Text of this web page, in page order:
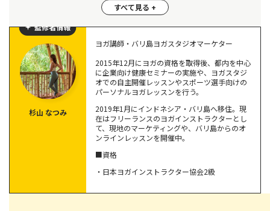
冷え性改善につながる5つの習慣
運動を習慣的に行う
ストレッチをして血行促進
入浴時に体をしっかりと温める
冷え性の女性におすすめの改善グッズ
ストール
監修者情報
杉山 なつみ
ヨガ講師・バリ島ヨガスタジオマーケター
2015年12月にヨガの資格を取得後、都内を中心
に企業向け健康セミナーの実施や、ヨガスタジ
オでの自主開催レッスンやスポーツ選手向けの
パーソナルヨガレッスンを行う。
2019年1月にインドネシア・バリ島へ移住。現
在はフリーランスのヨガインストラクターとし
て、現地のマーケティングや、バリ島からのオ
ンラインレッスンを開催中。
■資格
・日本ヨガインストラクター協会2級